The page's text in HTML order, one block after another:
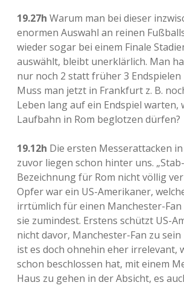
19.27h Warum man bei dieser
enormen Auswahl an reinen
wieder sogar bei einem Finale
auswählt, bleibt unerklärlich. Man
nur noch 2 statt früher 3 Endspielen
Muss man jetzt in Frankfurt z. B.
Leben lang auf ein Endspiel warten,
Laufbahn in Rom beglotzen dürfen?
19.12h Die ersten Messerattacken
zuvor liegen schon hinter uns.
Bezeichnung für Rom nicht völlig
Opfer war ein US-Amerikaner,
irrtümlich für einen Manchester-Fan
sie zumindest. Erstens schützt US-
nicht davor, Manchester-Fan zu
ist es doch ohnehin eher irrelevant,
schon beschlossen hat, mit einem
Haus zu gehen in der Absicht, es